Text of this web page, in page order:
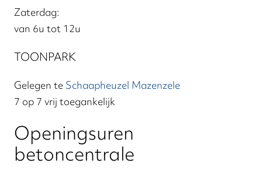
Zaterdag:
van 6u tot 12u
TOONPARK
Gelegen teSchaapheuzel Mazenzele
7 op 7 vrij toegankelijk
Openingsuren
betoncentrale